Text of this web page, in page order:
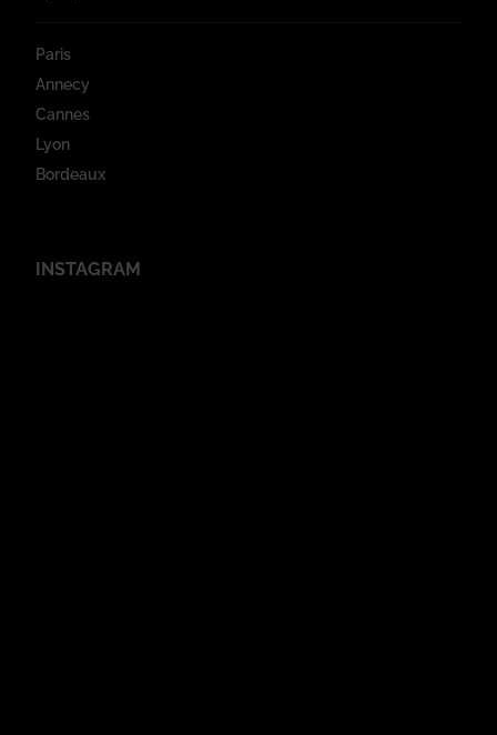
Paris
Annecy
Cannes
Lyon
Bordeaux
INSTAGRAM